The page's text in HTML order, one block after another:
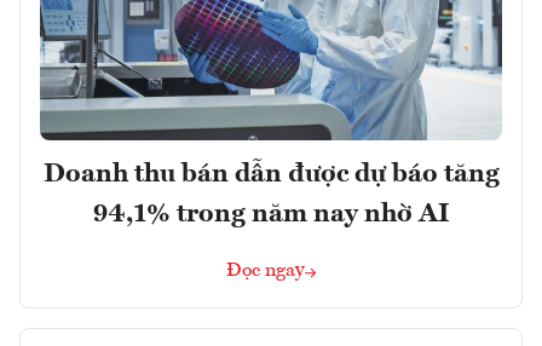
Doanh thu bán dẫn được dự báo tăng
94,1% trong năm nay nhờ AI
Đọc ngay